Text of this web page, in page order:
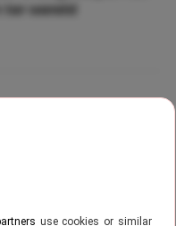
use cookies or similar
ter wereld